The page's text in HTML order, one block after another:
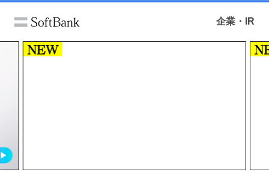
企業・IR